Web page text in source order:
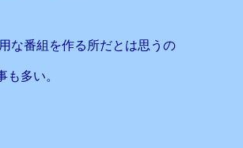
な番組を作る所だとは思うの
多い。